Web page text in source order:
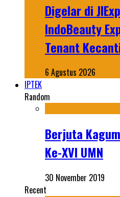
Digelar di
IndoBeauty
Tenant
6 Agustus 2026
IPTEK
Random
Berjuta
Ke-XVI UMN
30 November 2019
Recent